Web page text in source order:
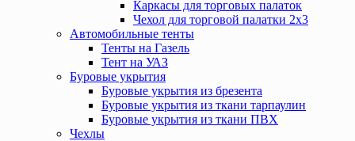
Каркасы для торговых палаток
Чехол для торговой палатки 2х3
Автомобильные тенты
Тенты на Газель
Тент на УАЗ
Буровые укрытия
Буровые укрытия из брезента
Буровые укрытия из ткани тарпаулин
Буровые укрытия из ткани ПВХ
Чехлы